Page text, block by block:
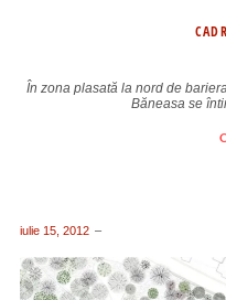
În zona plasată la nord de
Băneasa se
iulie 15, 2012